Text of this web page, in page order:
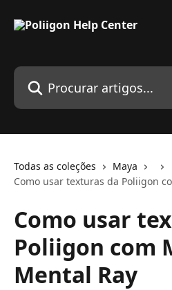
Procurar artigos...
Todas as coleções
Maya
Como usar texturas da Poliigon
Como usar
Poliigon com
Mental Ray